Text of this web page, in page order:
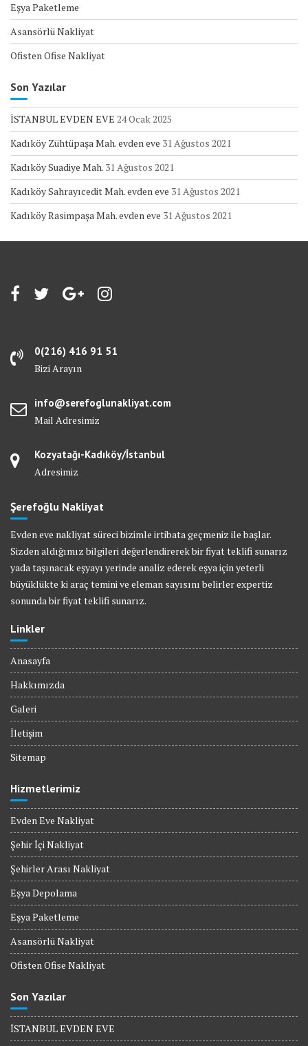
Eşya Paketleme
Asansörlü Nakliyat
Ofisten Ofise Nakliyat
Son Yazılar
İSTANBUL EVDEN EVE 24 Ocak 2025
Kadıköy Zühtüpaşa Mah. evden eve 31 Ağustos 2021
Kadıköy Suadiye Mah. 31 Ağustos 2021
Kadıköy Sahrayıcedit Mah. evden eve 31 Ağustos 2021
Kadıköy Rasimpaşa Mah. evden eve 31 Ağustos 2021
0(216) 416 91 51
Bizi Arayın
info@serefoglunakliyat.com
Mail Adresimiz
Kozyatağı-Kadıköy/İstanbul
Adresimiz
Şerefoğlu Nakliyat
Evden eve nakliyat süreci bizimle irtibata geçmeniz ile başlar.
Sizden aldığımız bilgileri değerlendirerek bir fiyat teklifi sunarız
yada taşınacak eşyayı yerinde analiz ederek eşya için yeterli
büyüklükte ki araç temini ve eleman sayısını belirler expertiz
sonunda bir fiyat teklifi sunarız.
Linkler
Anasayfa
Hakkımızda
Galeri
İletişim
Sitemap
Hizmetlerimiz
Evden Eve Nakliyat
Şehir İçi Nakliyat
Şehirler Arası Nakliyat
Eşya Depolama
Eşya Paketleme
Asansörlü Nakliyat
Ofisten Ofise Nakliyat
Son Yazılar
İSTANBUL EVDEN EVE